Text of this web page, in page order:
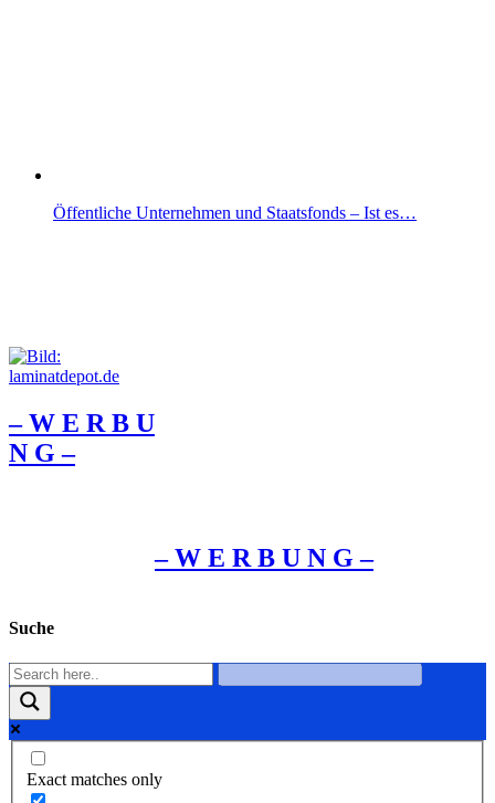
Öffentliche Unternehmen und Staatsfonds – Ist es…
– W Ε R Β U
Ν G –
– W Ε R Β U Ν G –
Suche
Exact matches only